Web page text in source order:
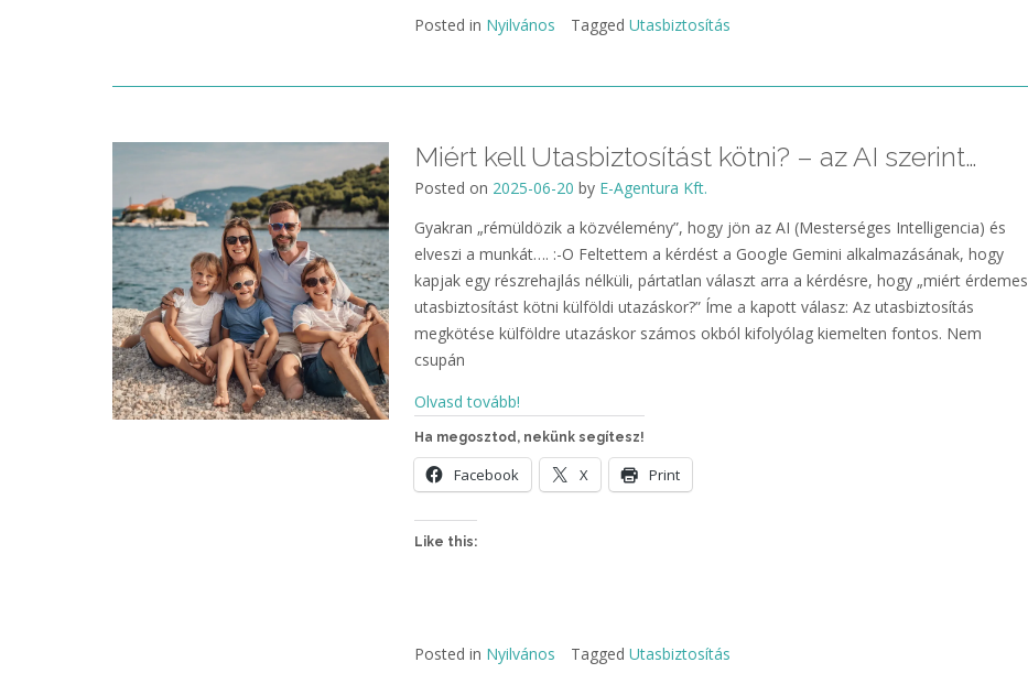
Posted in Nyilvános Tagged Utasbiztosítás
Miért kell Utasbiztosítást kötni? – az AI szerint…
Posted on 2025-06-20 by E-Agentura Kft.
Gyakran „rémüldözik a közvélemény”, hogy jön az AI (Mesterséges Intelligencia) és
elveszi a munkát…. :-O Feltettem a kérdést a Google Gemini alkalmazásának, hogy
kapjak egy részrehajlás nélküli, pártatlan választ arra a kérdésre, hogy „miért érdemes
utasbiztosítást kötni külföldi utazáskor?” Íme a kapott válasz: Az utasbiztosítás
megkötése külföldre utazáskor számos okból kifolyólag kiemelten fontos. Nem
csupán
Olvasd tovább!
Ha megosztod, nekünk segítesz!
Facebook X Print
Like this:
Posted in Nyilvános Tagged Utasbiztosítás